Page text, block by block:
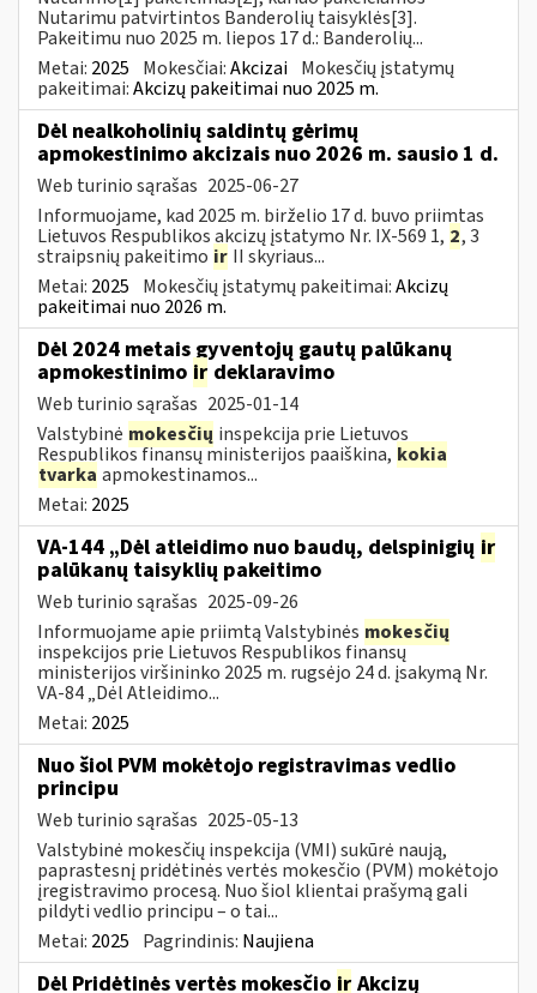
Nutarimu patvirtintos Banderolių taisyklės[3].
Pakeitimu nuo 2025 m. liepos 17 d.: Banderolių...
Metai: 2025 Mokesčiai:Akcizai Mokesčių įstatymų
pakeitimai:Akcizų pakeitimai nuo 2025 m.
Dėl nealkoholinių saldintų gėrimų
apmokestinimo akcizais nuo 2026 m. sausio 1 d.
Web turinio sąrašas 2025-06-27
Informuojame, kad 2025 m. birželio 17 d. buvo priimtas
Lietuvos Respublikos akcizų įstatymo Nr. IX-569 1, 2, 3
straipsnių pakeitimo ir II skyriaus...
Metai: 2025 Mokesčių įstatymų pakeitimai:Akcizų
pakeitimai nuo 2026 m.
Dėl 2024 metais gyventojų gautų palūkanų
apmokestinimo ir deklaravimo
Web turinio sąrašas 2025-01-14
Valstybinė mokesčių inspekcija prie Lietuvos
Respublikos finansų ministerijos paaiškina, kokia
tvarka apmokestinamos...
Metai: 2025
VA-144 „Dėl atleidimo nuo baudų, delspinigių ir
palūkanų taisyklių pakeitimo
Web turinio sąrašas 2025-09-26
Informuojame apie priimtą Valstybinės mokesčių
inspekcijos prie Lietuvos Respublikos finansų
ministerijos viršininko 2025 m. rugsėjo 24 d. įsakymą Nr.
VA-84 „Dėl Atleidimo...
Metai: 2025
Nuo šiol PVM mokėtojo registravimas vedlio
principu
Web turinio sąrašas 2025-05-13
Valstybinė mokesčių inspekcija (VMI) sukūrė naują,
paprastesnį pridėtinės vertės mokesčio (PVM) mokėtojo
įregistravimo procesą. Nuo šiol klientai prašymą gali
pildyti vedlio principu – o tai...
Metai: 2025 Pagrindinis: Naujiena
Dėl Pridėtinės vertės mokesčio ir Akcizų